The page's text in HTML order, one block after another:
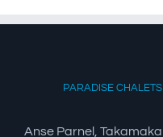
PARADISE CHALETS
Anse Parnel, Takamaka